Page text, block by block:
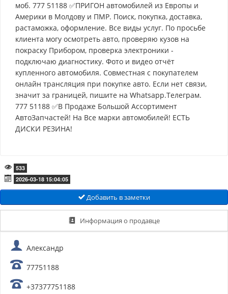
моб. 777 51188 ✅ПРИГОН автомобилей из Европы и
Америки в Молдову и ПМР. Поиск, покупка, доставка,
растаможка, оформление. Все виды услуг. По просьбе
клиента могу осмотреть авто, проверяю кузов на
покраску Прибором, проверка электроники -
подключаю диагностику. Фото и видео отчёт
купленного автомобиля. Совместная с покупателем
онлайн трансляция при покупке авто. Если нет связи,
значит за границей, пишите на Whatsapp.Телеграм.
777 51188 ✅В Продаже Большой Ассортимент
АвтоЗапчастей! На Все марки автомобилей! ЕСТЬ
ДИСКИ РЕЗИНА!
533
2026-03-18 15:04:05
Добавить в заметки
Информация о продавце
Александр
77751188
+37377751188